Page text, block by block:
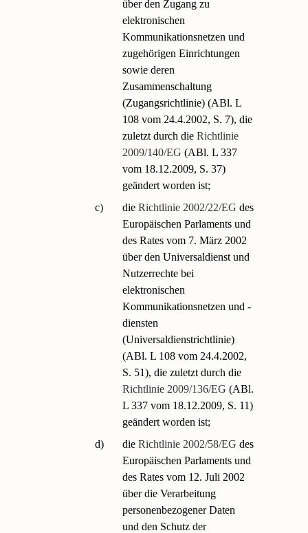
über den Zugang zu
elektronischen
Kommunikationsnetzen und
zugehörigen Einrichtungen
sowie deren
Zusammenschaltung
(Zugangsrichtlinie) (ABl. L
108 vom 24.4.2002, S. 7), die
zuletzt durch dieRichtlinie
2009/140/EG (ABl. L 337
vom 18.12.2009, S. 37)
geändert worden ist;
c)
dieRichtlinie 2002/22/EG des
Europäischen Parlaments und
des Rates vom 7. März 2002
über den Universaldienst und
Nutzerrechte bei
elektronischen
Kommunikationsnetzen und -
diensten
(Universaldienstrichtlinie)
(ABl. L 108 vom 24.4.2002,
S. 51), die zuletzt durch die
Richtlinie 2009/136/EG (ABl.
L 337 vom 18.12.2009, S. 11)
geändert worden ist;
d)
dieRichtlinie 2002/58/EG des
Europäischen Parlaments und
des Rates vom 12. Juli 2002
über die Verarbeitung
personenbezogener Daten
und den Schutz der